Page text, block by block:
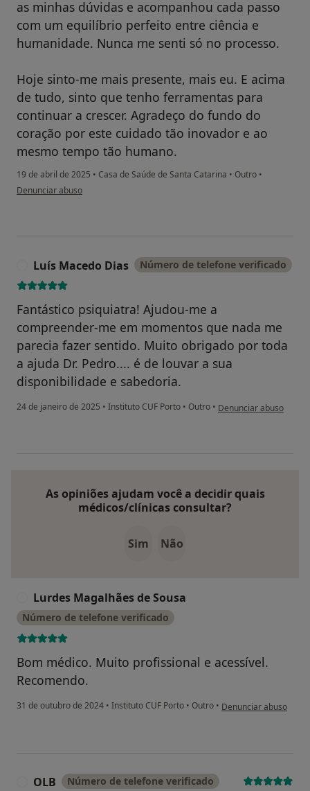
as minhas dúvidas e acompanhou cada passo
com um equilíbrio perfeito entre ciência e
humanidade. Nunca me senti só no processo.
Hoje sinto-me mais presente, mais eu. E acima
de tudo, sinto que tenho ferramentas para
continuar a crescer. Agradeço do fundo do
coração por este cuidado tão inovador e ao
mesmo tempo tão humano.
19 de abril de 2025 • Casa de Saúde de Santa Catarina • Outro •
na opinião do utilizador André RF
Denunciar abuso
Luís Macedo Dias Número de telefone verificado
Fantástico psiquiatra! Ajudou-me a
compreender-me em momentos que nada me
parecia fazer sentido. Muito obrigado por toda
a ajuda Dr. Pedro.... é de louvar a sua
disponibilidade e sabedoria.
24 de janeiro de 2025 • Instituto CUF Porto • Outro • na opinião do
Denunciar abuso
As opiniões ajudam você a decidir quais
médicos/clínicas consultar?
Sim Não
Lurdes Magalhães de Sousa
Número de telefone verificado
Bom médico. Muito profissional e acessível.
Recomendo.
31 de outubro de 2024 • Instituto CUF Porto • Outro • na opinião do
Denunciar abuso
OLB Número de telefone verificado